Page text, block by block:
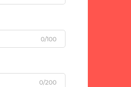
0/100
0/200